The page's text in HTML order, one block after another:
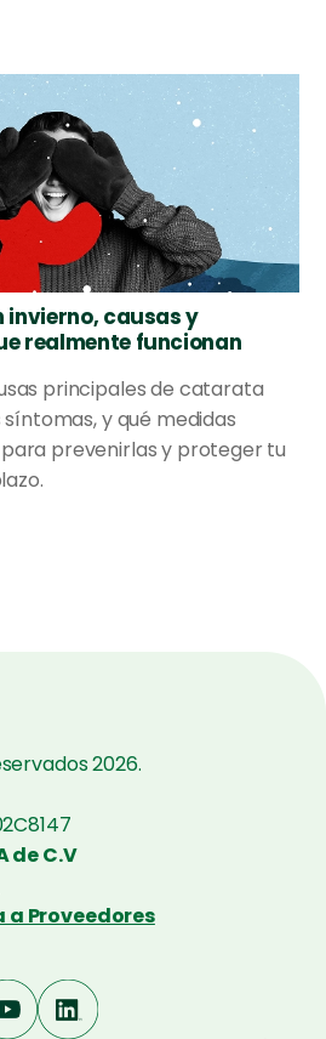
invierno, causas y
realmente funcionan
principales de catarata
síntomas, y qué medidas
prevenirlas y proteger tu
2026.
de C.V
Proveedores